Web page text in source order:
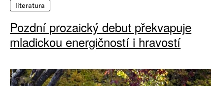
literatura
Pozdní prozaický debut překvapuje
mladickou energičností i hravostí